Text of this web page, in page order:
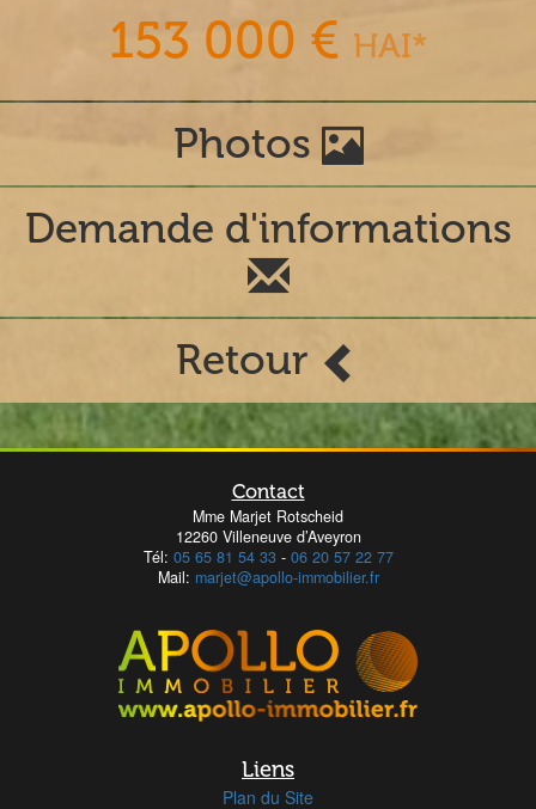
153 000 € HAI*
Photos
Demande d'informations
Retour
Contact
Mme Marjet Rotscheid
12260 Villeneuve d’Aveyron
Tél: 05 65 81 54 33- 06 20 57 22 77
Mail: marjet@apollo-immobilier.fr
Liens
Plan du Site